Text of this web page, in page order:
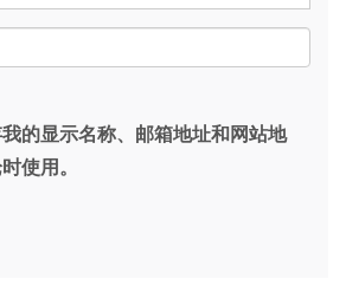
的显示名称、邮箱地址和网站地
使用。